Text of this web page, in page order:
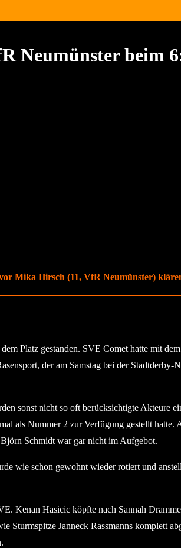
Neumünster beim
Mika Hirsch (11, VfR Neumünster)
Platz gestanden. SVE Comet hatte mit
der am Samstag bei der
sonst nicht so oft berücksichtigte Akteure
als Nummer 2 zur Verfügung gestellt
Schmidt war gar nicht im Aufgebot.
wie schon gewohnt wieder rotiert und
Kenan Hasicic köpfte nach Sannah
Sturmspitze Janneck Rassmanns